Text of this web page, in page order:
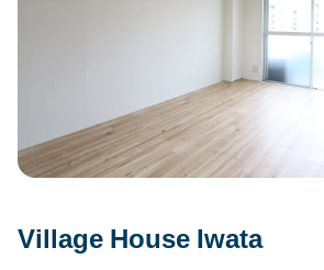
Village House Iwata